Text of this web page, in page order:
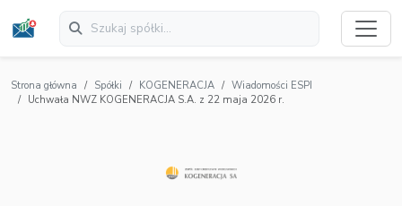
Strona główna Spółki KOGENERACJA
Wiadomości ESPI
Uchwała NWZ KOGENERACJA S.A. z 22 maja 2026 r.